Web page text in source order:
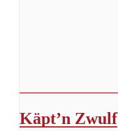
Käpt’n Zwulf